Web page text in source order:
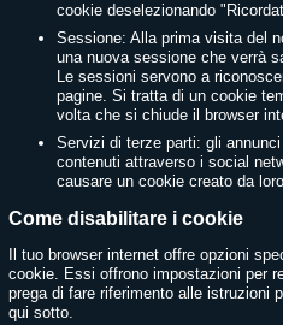
cookie deselezionando
Sessione: Alla prima visita del
una nuova sessione che verrà
Le sessioni servono a
pagine. Si tratta di un cookie
volta che si chiude il browser
Servizi di terze parti: gli
contenuti attraverso i social
causare un cookie creato da
Come disabilitare i cookie
Il tuo browser internet offre opzioni
cookie. Essi offrono impostazioni per
prega di fare riferimento alle istruzioni
qui sotto.